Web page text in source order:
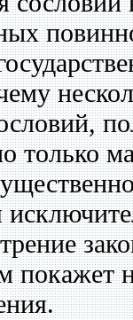
только
покажет